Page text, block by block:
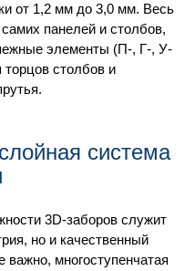
от 1,2 мм до 3,0 мм. Весь
панелей и столбов,
элементы (П-, Г-, У-
столбов и
система
3D-заборов служит
но и качественный
важно, многоступенчатая